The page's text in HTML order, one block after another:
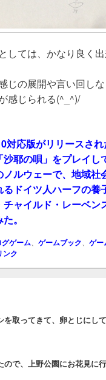
しては、かなり良く
じの展開や言い回し
感じられる(^_^)/
対応版がリリースされ
耶の唄」をプレイし
ノルウェーで、地域社
るドイツ人ハーフの養
チャイルド・レーベン
。
グゲーム ゲームブック ゲー
ンク
を取ってきて、卵とじにして
で、上野公園にお花見に